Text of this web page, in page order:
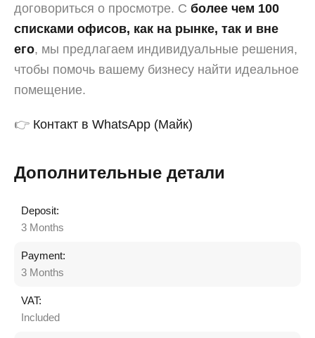
договориться о просмотре. С более чем 100
списками офисов, как на рынке, так и вне
его, мы предлагаем индивидуальные решения,
чтобы помочь вашему бизнесу найти идеальное
помещение.
👉 Контакт в WhatsApp (Майк)
Дополнительные детали
Deposit:
3 Months
Payment:
3 Months
VAT:
Included